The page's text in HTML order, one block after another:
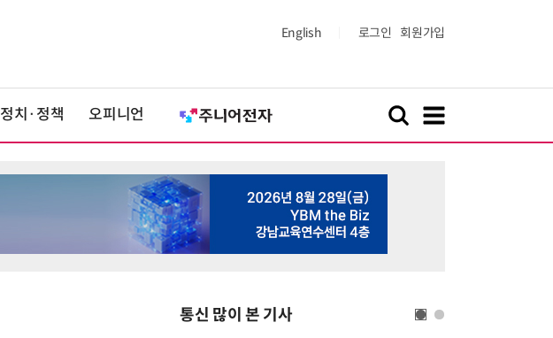
English 로그인 회원가입
정치·정책 오피니언
통신 많이 본 기사